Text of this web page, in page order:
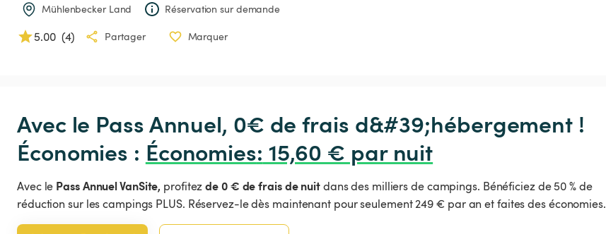
Mühlenbecker Land Réservation sur demande
5.00 (4) Partager Marquer
Avec le Pass Annuel, 0€ de frais d&#39;hébergement !
Économies : Économies: 15,60 € par nuit
Avec le Pass Annuel VanSite, profitezde 0 € de frais de nuitdans des milliers de campings. Bénéficiez de 50 % de
réduction sur les campings PLUS. Réservez-le dès maintenant pour seulement 249 € par an et faites des économies.